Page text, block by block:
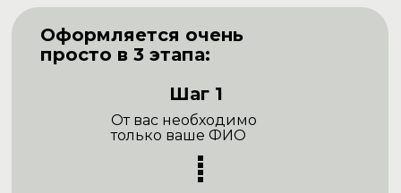
Оформляется очень
просто в 3 этапа:
Шаг 1
От вас необходимо
только ваше ФИО